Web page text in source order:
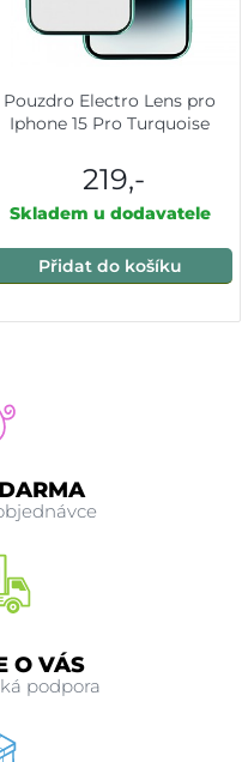
Pouzdro Electro Lens pro
Iphone 15 Pro Turquoise
219,-
Skladem u dodavatele
Přidat do košíku
O VÁS
podpora